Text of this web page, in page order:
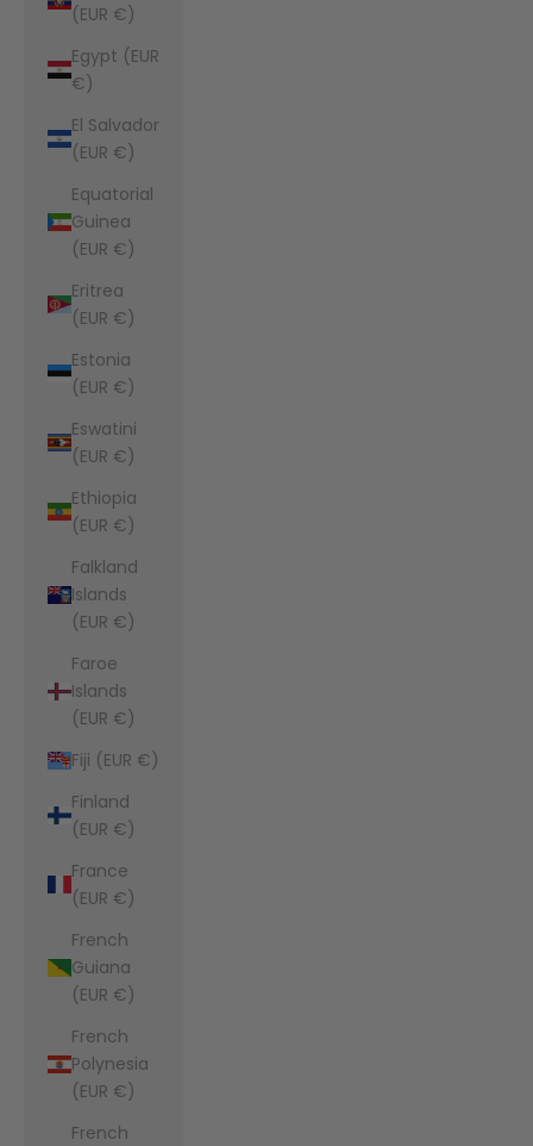
(EUR €)
Egypt (EUR
€)
El Salvador
(EUR €)
Equatorial
Guinea
(EUR €)
Eritrea
(EUR €)
Estonia
(EUR €)
Eswatini
(EUR €)
Ethiopia
(EUR €)
Falkland
Islands
(EUR €)
Faroe
Islands
(EUR €)
Fiji (EUR €)
Finland
(EUR €)
France
(EUR €)
French
Guiana
(EUR €)
French
Polynesia
(EUR €)
French